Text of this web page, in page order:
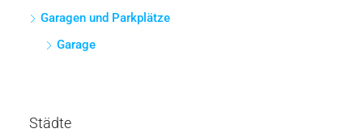
Garagen und Parkplätze
Garage
Städte